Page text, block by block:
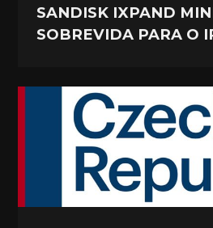
SANDISK IXPAND
SOBREVIDA PARA O